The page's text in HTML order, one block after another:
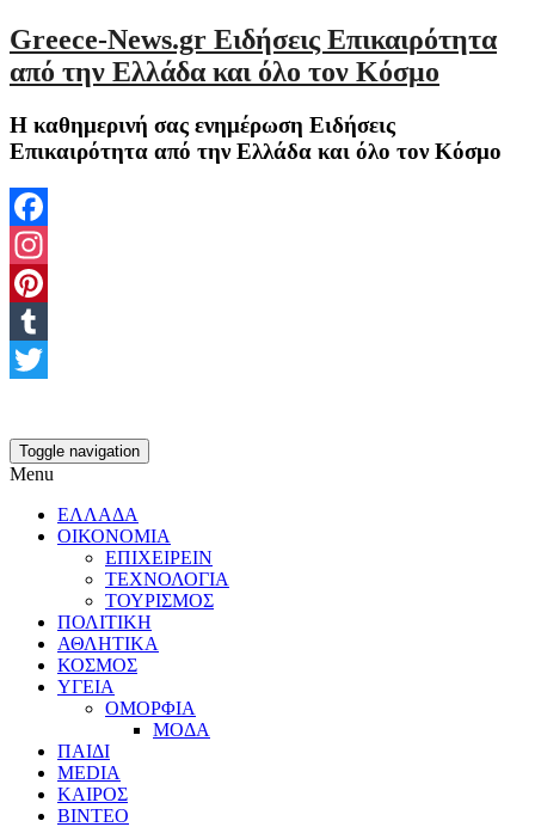
Greece-News.gr Ειδήσεις Επικαιρότητα
από την Ελλάδα και όλο τον Κόσμο
Η καθημερινή σας ενημέρωση Ειδήσεις
Επικαιρότητα από την Ελλάδα και όλο τον Κόσμο
Facebook
Instagram
Pinterest
Tumblr
Toggle navigation
Menu
ΕΛΛΑΔΑ
ΟΙΚΟΝΟΜΙΑ
ΕΠΙΧΕΙΡΕΙΝ
ΤΕΧΝΟΛΟΓΙΑ
ΤΟΥΡΙΣΜΟΣ
ΠΟΛΙΤΙΚΗ
ΑΘΛΗΤΙΚΑ
ΚΟΣΜΟΣ
ΥΓΕΙΑ
ΟΜΟΡΦΙΑ
ΜΟΔΑ
ΠΑΙΔΙ
MEDIA
ΚΑΙΡΟΣ
ΒΙΝΤΕΟ